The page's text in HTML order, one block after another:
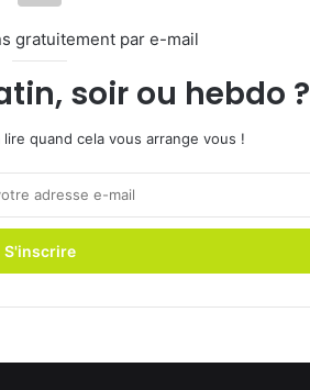
gratuitement par e-mail
soir ou hebdo ?
quand cela vous arrange vous !